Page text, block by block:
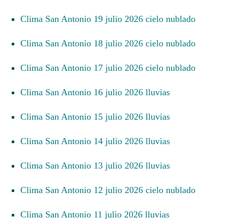
Clima San Antonio 19 julio 2026 cielo nublado
Clima San Antonio 18 julio 2026 cielo nublado
Clima San Antonio 17 julio 2026 cielo nublado
Clima San Antonio 16 julio 2026 lluvias
Clima San Antonio 15 julio 2026 lluvias
Clima San Antonio 14 julio 2026 lluvias
Clima San Antonio 13 julio 2026 lluvias
Clima San Antonio 12 julio 2026 cielo nublado
Clima San Antonio 11 julio 2026 lluvias